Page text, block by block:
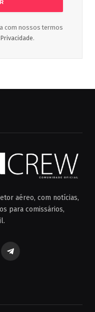
com nossos termos
.
aéreo, com notícias,
para comissários,
Telegrama